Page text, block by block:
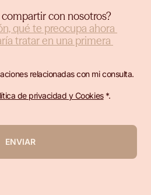
con nosotros?
relacionadas con mi consulta.
de privacidad y Cookies*.
ENVIAR